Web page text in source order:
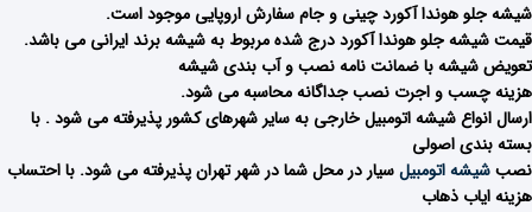
شیشه جلو هوندا آکورد چینی و جام سفارش اروپایی موجود است.
قیمت شیشه جلو هوندا آکورد درج شده مربوط به شیشه برند ایرانی می باشد.
تعویض شیشه با ضمانت نامه نصب و آب بندی شیشه
هزینه چسب و اجرت نصب جداگانه محاسبه می شود.
ارسال انواع شیشه اتومبیل خارجی به سایر شهرهای کشور پذیرفته می شود . با
بسته بندی اصولی
نصبشیشه اتومبیلسیار در محل شما در شهر تهران پذیرفته می شود. با احتساب
هزینه ایاب ذهاب